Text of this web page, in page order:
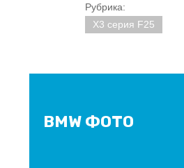
Рубрика:
X3 серия F25
BMW ФОТО